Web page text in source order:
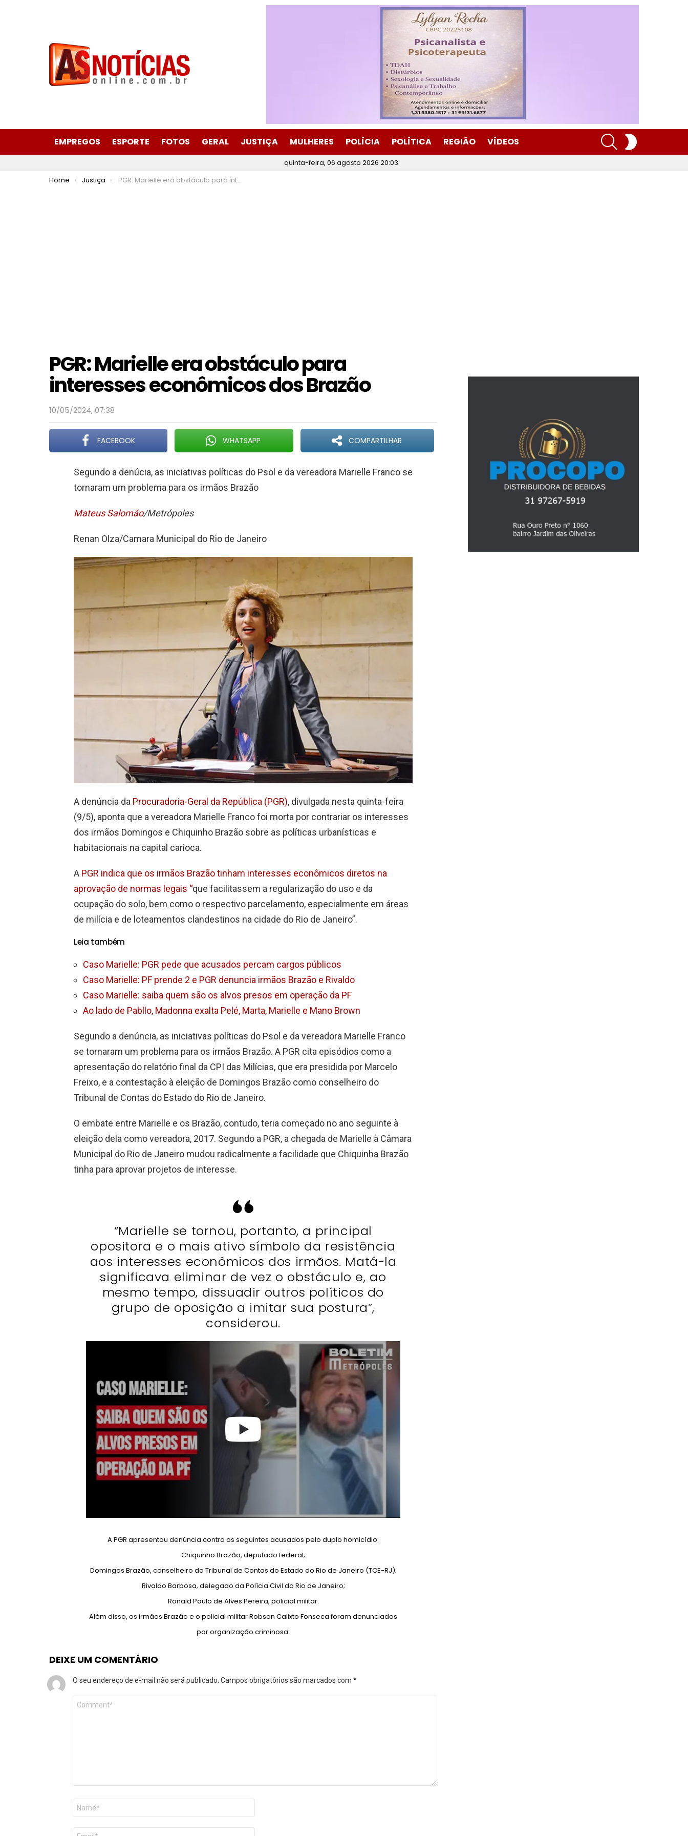
EMPREGOS ESPORTE FOTOS GERAL JUSTIÇA MULHERES POLÍCIA POLÍTICA REGIÃO VÍDEOS
SEARCH
quinta-feira, 06 agosto 2026 20:03
You are here:
Home Justiça PGR: Marielle era obstáculo para interesses econômicos dos Brazão
PGR: Marielle era obstáculo para
interesses econômicos dos Brazão
10/05/2024, 07:38
FACEBOOK WHATSAPP COMPARTILHAR
Segundo a denúcia, as iniciativas políticas do Psol e da vereadora Marielle Franco se
tornaram um problema para os irmãos Brazão
Mateus Salomão/Metrópoles
Renan Olza/Camara Municipal do Rio de Janeiro
A denúncia da Procuradoria-Geral da República (PGR), divulgada nesta quinta-feira
(9/5), aponta que a vereadora Marielle Franco foi morta por contrariar os interesses
dos irmãos Domingos e Chiquinho Brazão sobre as políticas urbanísticas e
habitacionais na capital carioca.
A PGR indica que os irmãos Brazão tinham interesses econômicos diretos na
aprovação de normas legais “que facilitassem a regularização do uso e da
ocupação do solo, bem como o respectivo parcelamento, especialmente em áreas
de milícia e de loteamentos clandestinos na cidade do Rio de Janeiro”.
Leia também
Caso Marielle: PGR pede que acusados percam cargos públicos
Caso Marielle: PF prende 2 e PGR denuncia irmãos Brazão e Rivaldo
Caso Marielle: saiba quem são os alvos presos em operação da PF
Ao lado de Pabllo, Madonna exalta Pelé, Marta, Marielle e Mano Brown
Segundo a denúncia, as iniciativas políticas do Psol e da vereadora Marielle Franco
se tornaram um problema para os irmãos Brazão. A PGR cita episódios como a
apresentação do relatório final da CPI das Milícias, que era presidida por Marcelo
Freixo, e a contestação à eleição de Domingos Brazão como conselheiro do
Tribunal de Contas do Estado do Rio de Janeiro.
O embate entre Marielle e os Brazão, contudo, teria começado no ano seguinte à
eleição dela como vereadora, 2017. Segundo a PGR, a chegada de Marielle à Câmara
Municipal do Rio de Janeiro mudou radicalmente a facilidade que Chiquinha Brazão
tinha para aprovar projetos de interesse.
“Marielle se tornou, portanto, a principal
opositora e o mais ativo símbolo da resistência
aos interesses econômicos dos irmãos. Matá-la
significava eliminar de vez o obstáculo e, ao
mesmo tempo, dissuadir outros políticos do
grupo de oposição a imitar sua postura”,
considerou.
A PGR apresentou denúncia contra os seguintes acusados pelo duplo homicídio:
Chiquinho Brazão, deputado federal;
Domingos Brazão, conselheiro do Tribunal de Contas do Estado do Rio de Janeiro (TCE-RJ);
Rivaldo Barbosa, delegado da Polícia Civil do Rio de Janeiro;
Ronald Paulo de Alves Pereira, policial militar.
Além disso, os irmãos Brazão e o policial militar Robson Calixto Fonseca foram denunciados
por organização criminosa.
DEIXE UM COMENTÁRIO
O seu endereço de e-mail não será publicado. Campos obrigatórios são marcados com *
Comentário
Nome
E-